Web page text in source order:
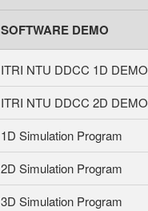
SOFTWARE DEMO
ITRI NTU DDCC 1D DEMO
ITRI NTU DDCC 2D DEMO
1D Simulation Program
2D Simulation Program
3D Simulation Program